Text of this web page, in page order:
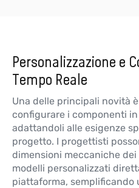
Personalizzazione e
Tempo Reale
Una delle principali novità
configurare i componenti
adattandoli alle esigenze
progetto. I progettisti
dimensioni meccaniche
modelli personalizzati
piattaforma, semplificando